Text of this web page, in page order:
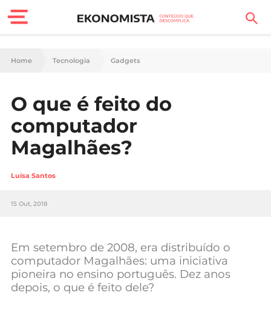
Finanças Pessoais
Carreira
Casa
Lifestyle
Sociedade
Negócios
Mundial 2026
Home Tecnologia Gadgets
O que é feito do
computador
Magalhães?
Luísa Santos
15 Out, 2018
Em setembro de 2008, era distribuído o
computador Magalhães: uma iniciativa
pioneira no ensino português. Dez anos
depois, o que é feito dele?